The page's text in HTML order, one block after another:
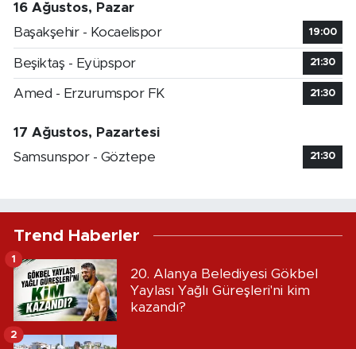
16 Ağustos, Pazar
Başakşehir - Kocaelispor
19:00
Beşiktaş - Eyüpspor 21:30
Amed - Erzurumspor FK 21:30
17 Ağustos, Pazartesi
Samsunspor - Göztepe
21:30
Trend Haberler
20. Alanya Belediyesi Gökbel
Yaylası Yağlı Güreşleri'ni kim
kazandı?
1
2